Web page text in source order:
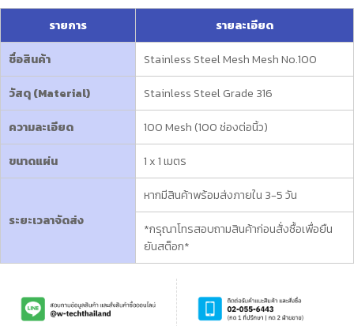
รายการ
รายละเอียด
ชื่อสินค้า
Stainless Steel Mesh Mesh No.100
วัสดุ (Material)
Stainless Steel Grade 316
ความละเอียด
100 Mesh (100 ช่องต่อนิ้ว)
ขนาดแผ่น
1 x 1 เมตร
ระยะเวลาจัดส่ง
หากมีสินค้าพร้อมส่งภายใน 3-5 วัน
*กรุณาโทรสอบถามสินค้าก่อนสั่งซื้อเพื่อยืน
ยันสต็อก*